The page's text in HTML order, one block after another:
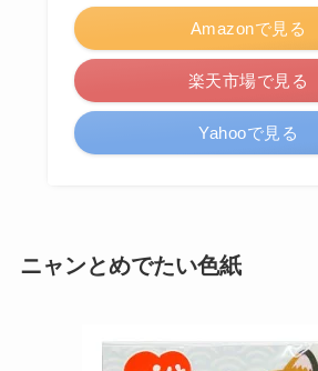
Amazonで見る
楽天市場で見る
Yahooで見る
ニャンとめでたい色紙